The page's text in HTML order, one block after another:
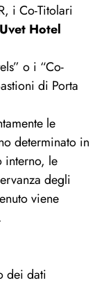
i Co-Titolari
Uvet Hotel
o i “Co-
di Porta
le
determinato in
interno, le
degli
viene
dei dati